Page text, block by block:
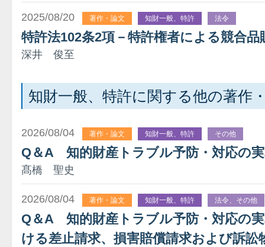
2025/08/20 著作・論文 知財一般、特許 法令
特許法102条2項－特許権者による競合品
深井 俊至
知財一般、特許に関する他の著作
2026/08/04 著作・論文 知財一般、特許 その他
Q＆A 知的財産トラブル予防・対応の
髙橋 聖史
2026/08/04 著作・論文 知財一般、特許 法令、その他
Q＆A 知的財産トラブル予防・対応の
ける差止請求、損害賠償請求および訴訟